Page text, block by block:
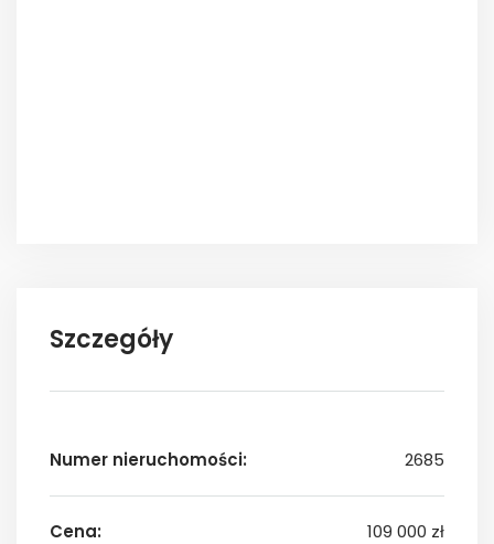
Szczegóły
Numer nieruchomości: 2685
Cena: 109 000 zł